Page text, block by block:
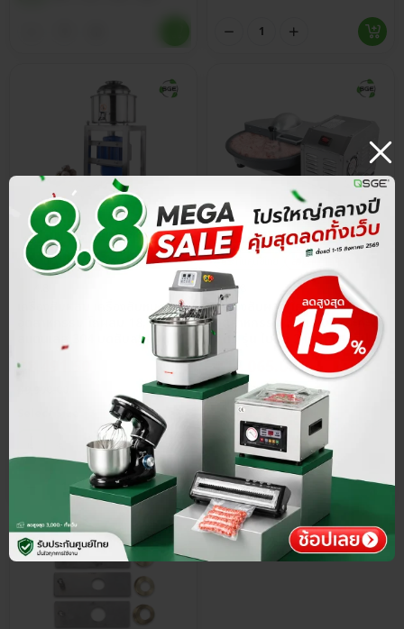
ประกันศูนย์ไทย
ส่วนลด 15%
เครื่องสับผสม เครื่องสับหมู
อุตสาหกรรม โถผสม 18, 24 ซม.
สแตนเลส 304 บดสับละเอียด
ผสมเนื้อเป็นอีมัลชั่น เนียนเด้ง
฿
ประกันศูนย์ไทย
ส่วนลด 15%
4.8
เครื่องสับผสม เครื่องสับหมู
อุตสาหกรรม โถสับแบบกระทะ 5
ลิตร รุ่น ใบมีด 2 แฉก แปรรูป
วัตถุดิบได้สูงสุด 2 กก./รอบ
฿16,065.00
฿18,900.00
พรีออเดอร์